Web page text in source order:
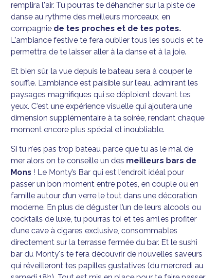
remplira l'air. Tu pourras te déhancher sur la piste de
danse au rythme des meilleurs morceaux, en
compagnie de tes proches et de tes potes.
L'ambiance festive te fera oublier tous les soucis et te
permettra de te laisser aller à la danse et à la joie.
Et bien sûr, la vue depuis le bateau sera à couper le
souffle. L’ambiance est paisible sur l’eau, admirant les
paysages magnifiques qui se déploient devant tes
yeux. C'est une expérience visuelle qui ajoutera une
dimension supplémentaire à ta soirée, rendant chaque
moment encore plus spécial et inoubliable.
Si tu n’es pas trop bateau parce que tu as le mal de
mer alors on te conseille un des meilleurs bars de
Mons ! Le Monty’s Bar qui est l'endroit idéal pour
passer un bon moment entre potes, en couple ou en
famille autour d’un verre le tout dans une décoration
moderne. En plus de déguster l’un de leurs alcools ou
cocktails de luxe, tu pourras toi et tes ami.es profiter
d’une cave à cigares exclusive, consommables
directement sur la terrasse fermée du bar. Et le sushi
bar du Monty's te fera découvrir de nouvelles saveurs
qui réveilleront tes papilles gustatives (du mercredi au